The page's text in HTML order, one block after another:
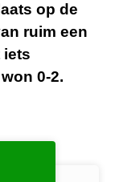
op de
ruim een
iets
0-2.